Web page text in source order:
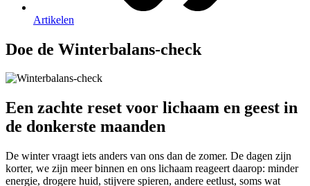
Artikelen
Doe de Winterbalans-check
Een zachte reset voor lichaam en geest in
de donkerste maanden
De winter vraagt iets anders van ons dan de zomer. De dagen zijn
korter, we zijn meer binnen en ons lichaam reageert daarop: minder
energie, drogere huid, stijvere spieren, andere eetlust, soms wat